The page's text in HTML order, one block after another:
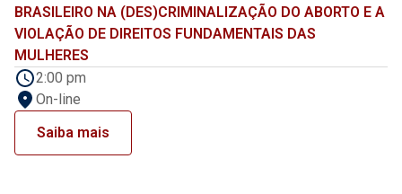
BRASILEIRO NA (DES)CRIMINALIZAÇÃO DO ABORTO E A
VIOLAÇÃO DE DIREITOS FUNDAMENTAIS DAS
MULHERES
2:00 pm
On-line
Saiba mais